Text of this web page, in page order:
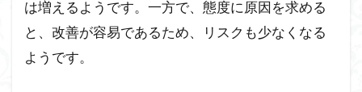
は増えるようです。一方で、態度に原因を求める
と、改善が容易であるため、リスクも少なくなる
ようです。